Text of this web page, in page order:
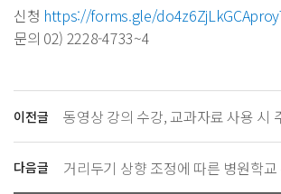
신청 https://forms.gle/
문의 02) 2228-4733~4
이전글 동영상 강의 수강, 교과자료 사용 시
다음글 거리두기 상향 조정에 따른 병원학